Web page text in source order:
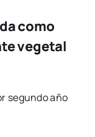
como
vegetal
segun­do año